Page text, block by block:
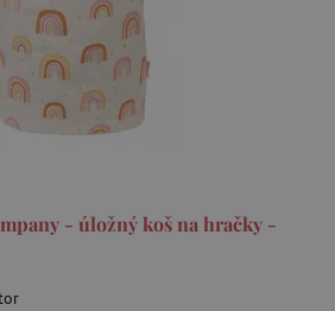
- úložný koš na hračky -